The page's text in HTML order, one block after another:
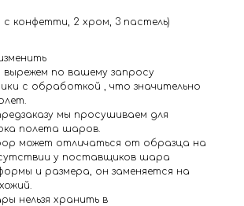
с конфетти, 2 хром, 3 пастель)
вырежем по вашему запросу
с обработкой , что значительно
мы просушиваем для
полета шаров.
может отличаться от образца на
у поставщиков шара
и размера, он заменяется на
нельзя хранить в